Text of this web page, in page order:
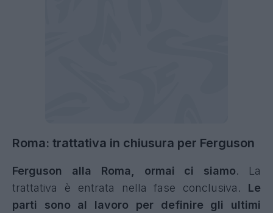
Roma: trattativa in chiusura per Ferguson
Ferguson alla Roma, ormai ci siamo. La
trattativa è entrata nella fase conclusiva.
Le
parti sono al lavoro per definire gli ultimi